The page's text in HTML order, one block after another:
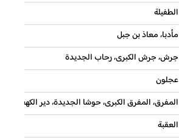
الطفيلة
مأدبا، معاذ بن جبل
جرش، جرش الكبرى، رحاب الجديدة
عجلون
المفرق، المفرق الكبرى، حوشا الجديدة، دير الكهف
العقبة